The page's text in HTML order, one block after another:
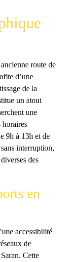
route de
d’une
de la
un atout
une
horaires
9h à 13h et de
interruption,
des
en
accessibilité
de
Cette